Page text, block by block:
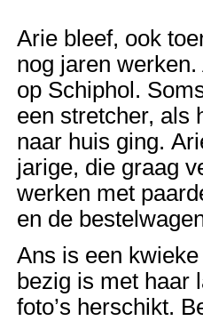
Arie bleef, ook
nog jaren
op Schiphol.
een stretcher, als
naar huis ging.
jarige, die graag
werken met
en de
Ans is een
bezig is met haar
foto’s herschikt.